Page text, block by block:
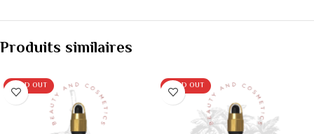
Produits similaires
SOLD OUT SOLD OUT